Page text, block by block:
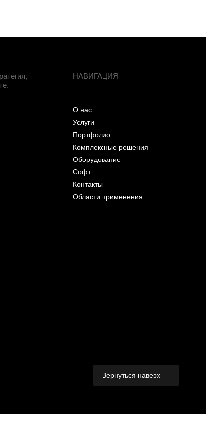
Вернуться наверх
НАВИГАЦИЯ
Области применения
Контакты
Софт
Оборудование
Комплексные решения
Портфолио
Услуги
О нас